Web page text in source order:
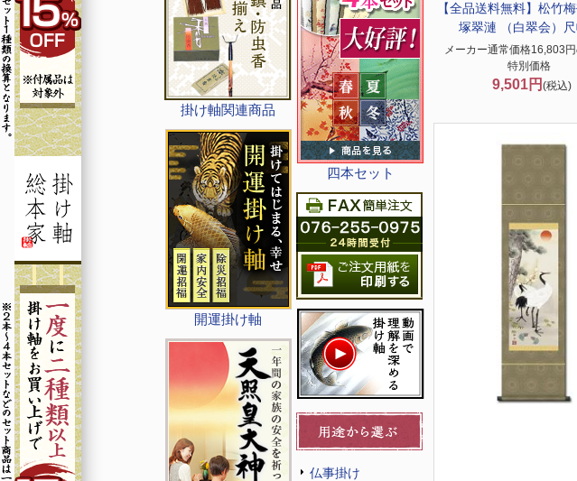
掛け軸関連商品
開運掛け軸
四本セット
仏事掛け
【全品送料無料】 松竹
塚翠漣 （白翠会）尺
メーカー通常価格16,803
特別価格
9,501円 (税込)